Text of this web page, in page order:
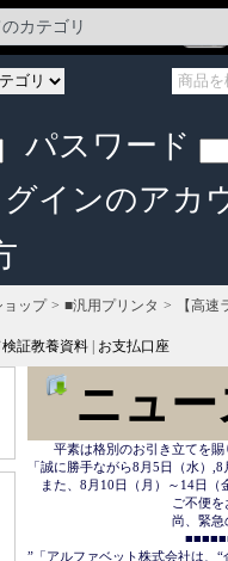
パスワード
グインのアカ
ョップ ■汎用プリンタ 【高
証教養資料
お支払口座
ニュ
平素は格別のお引き立てを賜
「誠に勝手ながら8月5日（水）
また、8月10日（月）～14日（
ご不便をおかけ致しま
尚、緊急の場合は
■■■■■■＜＜     応援
”「アルファベット株式会社は、